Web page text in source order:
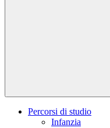
Percorsi di studio
Infanzia